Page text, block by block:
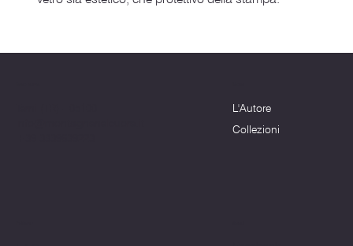
L'Autore
Collezioni